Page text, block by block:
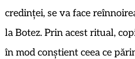
credinței, se va face
la Botez. Prin acest ritual,
în mod conștient ceea ce